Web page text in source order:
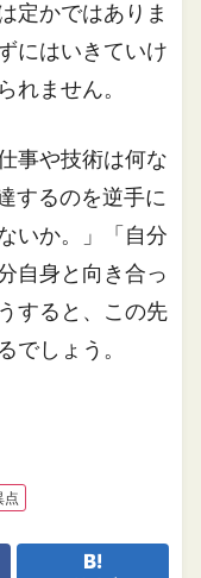
定かではありま
にはいきていけ
れません。
事や技術は何な
するのを逆手に
いか。」「自分
自身と向き合っ
すると、この先
でしょう。
点